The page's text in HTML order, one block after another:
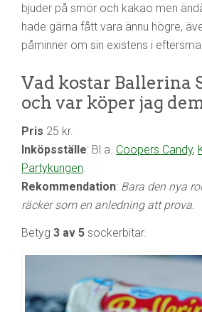
bjuder på smör och kakao men
hade gärna fått vara ännu högre,
påminner om sin existens i
Vad kostar Ballerina
och var köper jag
Pris 25 kr.
Inköpsställe: Bl.a. Coopers Candy,
Partykungen
Rekommendation: Bara den nya
räcker som en anledning att prova.
Betyg 3 av 5 sockerbitar.